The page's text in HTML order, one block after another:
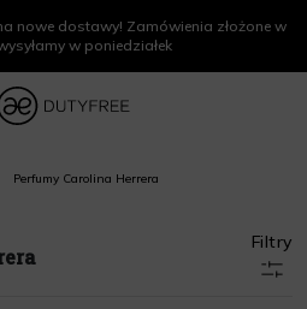
nowe dostawy! Zamówienia złożone w
w poniedziałek
Perfumy Carolina Herrera
Filtry